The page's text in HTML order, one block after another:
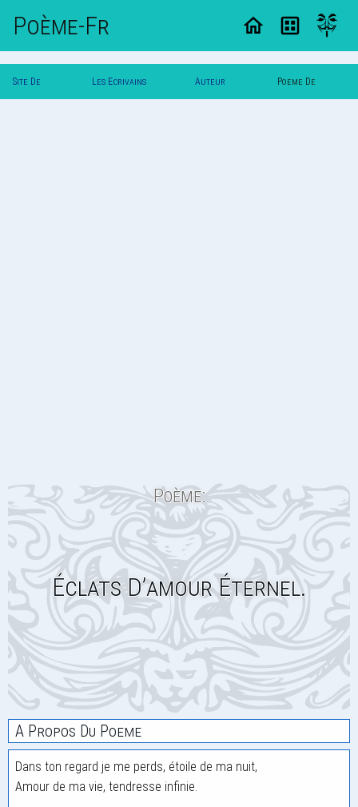
Poème-Fr
Site De Les Ecrivains Auteur Poeme De
Poème:
Éclats D’amour Éternel.
A Propos Du Poeme
Dans ton regard je me perds, étoile de ma nuit,
Amour de ma vie, tendresse infinie.